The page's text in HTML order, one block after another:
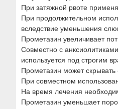
При затяжной рвоте
При продолжительном
вследствие уменьшения
Прометазин увеличивает
Совместно с
используется под строгим
Прометазин может скрывать
При совместном
На время лечения
Прометазин уменьшает